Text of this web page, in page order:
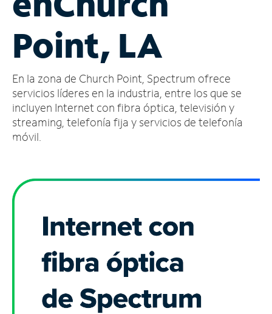
cuenta
Encuentra
tienda
Point, LA
En la zona de Church Point, Spectrum ofrece
servicios líderes en la industria, entre los que se
incluyen Internet con fibra óptica, televisión y
streaming, telefonía fija y servicios de telefonía
móvil.